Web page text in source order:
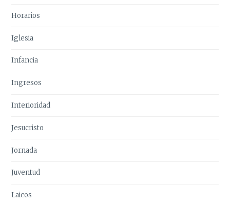
Horarios
Iglesia
Infancia
Ingresos
Interioridad
Jesucristo
Jornada
Juventud
Laicos